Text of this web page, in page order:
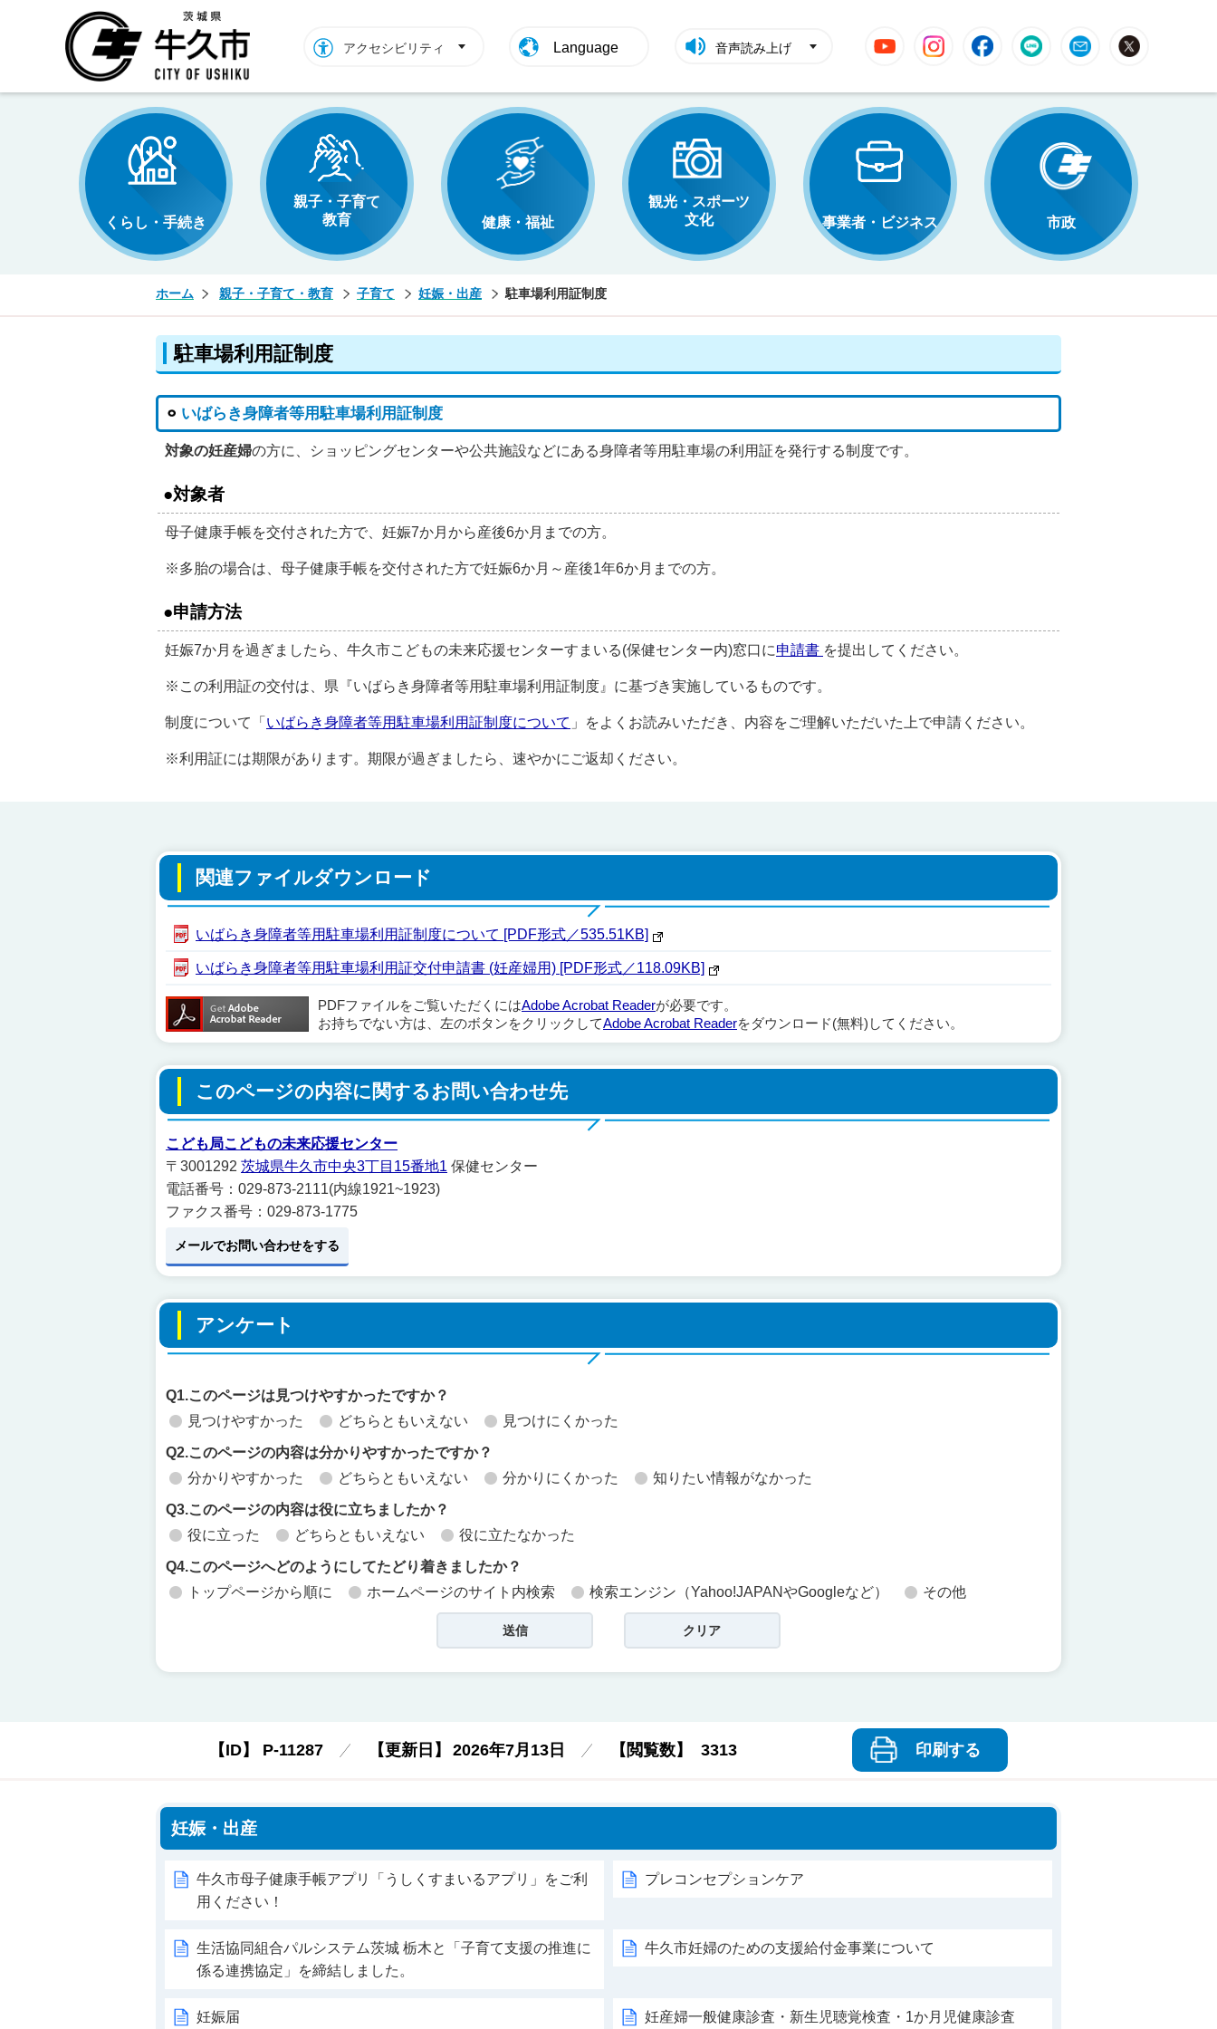
アクセシビリティ Language 音声読み上げ
YouTube InstagramFacebookLINE Mail
くらし・手続き
親子・子育て
教育
健康・福祉
観光・スポーツ
文化
事業者・ビジネス 市政
ホーム 親子・子育て・教育 子育て 妊娠・出産 駐車場利用証制度
駐車場利用証制度
いばらき身障者等用駐車場利用証制度
対象の妊産婦の方に、ショッピングセンターや公共施設などにある身障者等用駐車場の利用証を発行する制度です。
●対象者
母子健康手帳を交付された方で、妊娠7か月から産後6か月までの方。
※多胎の場合は、母子健康手帳を交付された方で妊娠6か月～産後1年6か月までの方。
●申請方法
妊娠7か月を過ぎましたら、牛久市こどもの未来応援センターすまいる(保健センター内)窓口に申請書 を提出してください。
※この利用証の交付は、県『いばらき身障者等用駐車場利用証制度』に基づき実施しているものです。
制度について「 いばらき身障者等用駐車場利用証制度について 」をよくお読みいただき、内容をご理解いただいた上で申請ください。
※利用証には期限があります。期限が過ぎましたら、速やかにご返却ください。
関連ファイルダウンロード
いばらき身障者等用駐車場利用証制度について [PDF形式／535.51KB]
いばらき身障者等用駐車場利用証交付申請書 (妊産婦用) [PDF形式／118.09KB]
PDFファイルをご覧いただくにはAdobe Acrobat Readerが必要です。
お持ちでない方は、左のボタンをクリックしてAdobe Acrobat Readerをダウンロード(無料)してください。
このページの内容に関するお問い合わせ先
こども局こどもの未来応援センター
〒3001292 茨城県牛久市中央3丁目15番地1 保健センター
電話番号：029-873-2111(内線1921~1923)
ファクス番号：029-873-1775
メールでお問い合わせをする
アンケート
Q1.このページは見つけやすかったですか？
見つけやすかった
どちらともいえない 見つけにくかった
Q2.このページの内容は分かりやすかったですか？
分かりやすかった
どちらともいえない 分かりにくかった 知りたい情報がなかった
Q3.このページの内容は役に立ちましたか？
役に立った
どちらともいえない 役に立たなかった
Q4.このページへどのようにしてたどり着きましたか？
トップページから順に
ホームページのサイト内検索 検索エンジン（Yahoo!JAPANやGoogleなど） その他
【ID】 P-11287 【更新日】 2026年7月13日 【閲覧数】 3313 印刷する
妊娠・出産
牛久市母子健康手帳アプリ「うしくすまいるアプリ」をご利
用ください！
プレコンセプションケア
生活協同組合パルシステム茨城 栃木と「子育て支援の推進に
係る連携協定」を締結しました。
牛久市妊婦のための支援給付金事業について
妊娠届 妊産婦一般健康診査・新生児聴覚検査・1か月児健康診査